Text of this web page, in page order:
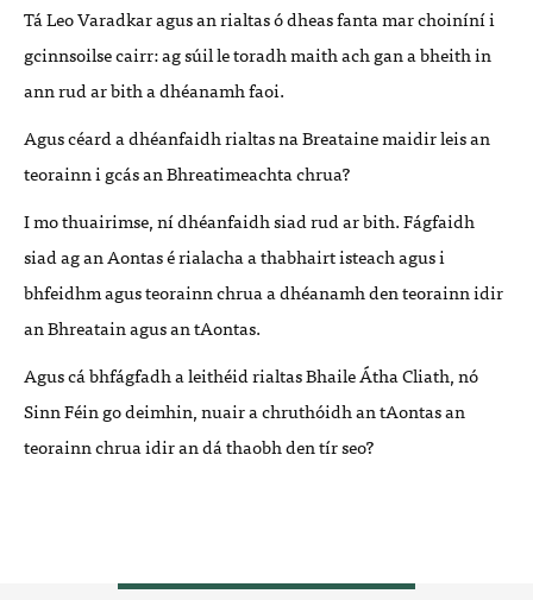
Tá Leo Varadkar agus an rialtas ó dheas fanta mar choiníní i
gcinnsoilse cairr: ag súil le toradh maith ach gan a bheith in
ann rud ar bith a dhéanamh faoi.
Agus céard a dhéanfaidh rialtas na Breataine maidir leis an
teorainn i gcás an Bhreatimeachta chrua?
I mo thuairimse, ní dhéanfaidh siad rud ar bith. Fágfaidh
siad ag an Aontas é rialacha a thabhairt isteach agus i
bhfeidhm agus teorainn chrua a dhéanamh den teorainn idir
an Bhreatain agus an tAontas.
Agus cá bhfágfadh a leithéid rialtas Bhaile Átha Cliath, nó
Sinn Féin go deimhin, nuair a chruthóidh an tAontas an
teorainn chrua idir an dá thaobh den tír seo?